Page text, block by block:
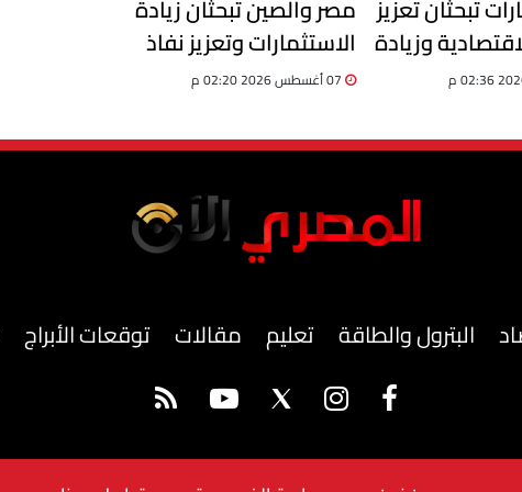
تبحثان تعزيز
وزيادة
مصر والصين تبحثان زيادة
الاستثمارات وتعزيز نفاذ
المنتجات المصرية إلى
07 أغسطس 2026 02:20 م
البترول والطاقة تعليم مقالات توقعات الأبراج